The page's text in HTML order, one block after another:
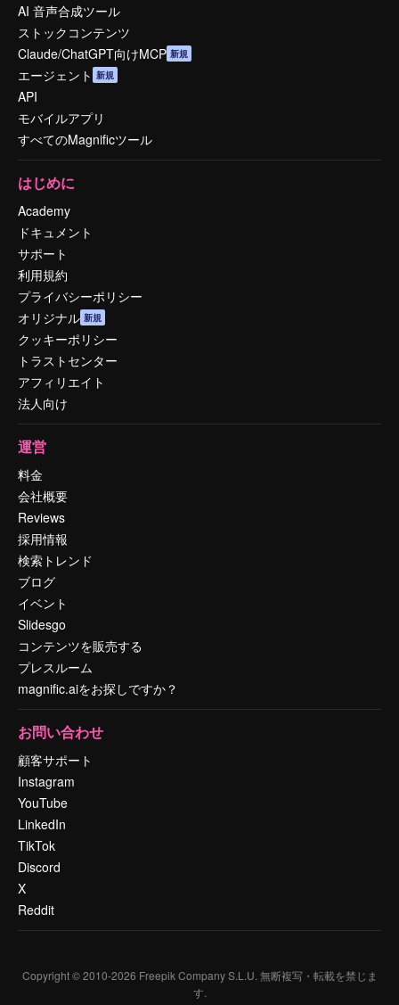
AI 音声合成ツール
ストックコンテンツ
Claude/ChatGPT向けMCP 新規
エージェント 新規
API
モバイルアプリ
すべてのMagnificツール
はじめに
Academy
ドキュメント
サポート
利用規約
プライバシーポリシー
オリジナル 新規
クッキーポリシー
トラストセンター
アフィリエイト
法人向け
運営
料金
会社概要
Reviews
採用情報
検索トレンド
ブログ
イベント
Slidesgo
コンテンツを販売する
プレスルーム
magnific.aiをお探しですか？
お問い合わせ
顧客サポート
Instagram
YouTube
LinkedIn
TikTok
Discord
X
Reddit
Copyright © 2010-2026 Freepik Company S.L.U. 無断複写・転載を禁じま
す.